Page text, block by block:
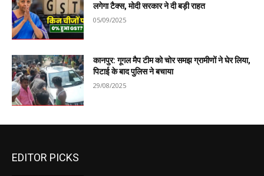
लगेगा टैक्स, मोदी सरकार ने दी बड़ी राहत
05/09/2025
कानपुर: गूगल मैप टीम को चोर समझ ग्रामीणों ने घेर लिया,
पिटाई के बाद पुलिस ने बचाया
29/08/2025
EDITOR PICKS